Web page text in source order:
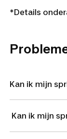
*Details
Kan ik mijn
Kan ik mijn